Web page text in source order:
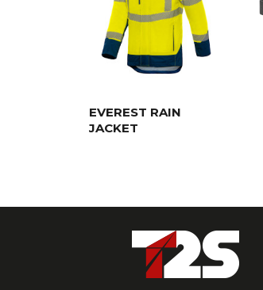
EVEREST RAIN
JACKET